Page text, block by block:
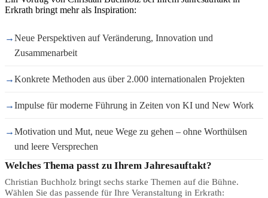
Erkrath bringt mehr als Inspiration:
→Neue Perspektiven auf Veränderung, Innovation und
Zusammenarbeit
→Konkrete Methoden aus über 2.000 internationalen Projekten
→Impulse für moderne Führung in Zeiten von KI und New Work
→Motivation und Mut, neue Wege zu gehen – ohne Worthülsen
und leere Versprechen
Welches Thema passt zu Ihrem Jahresauftakt?
Christian Buchholz bringt sechs starke Themen auf die Bühne.
Wählen Sie das passende für Ihre Veranstaltung in Erkrath: